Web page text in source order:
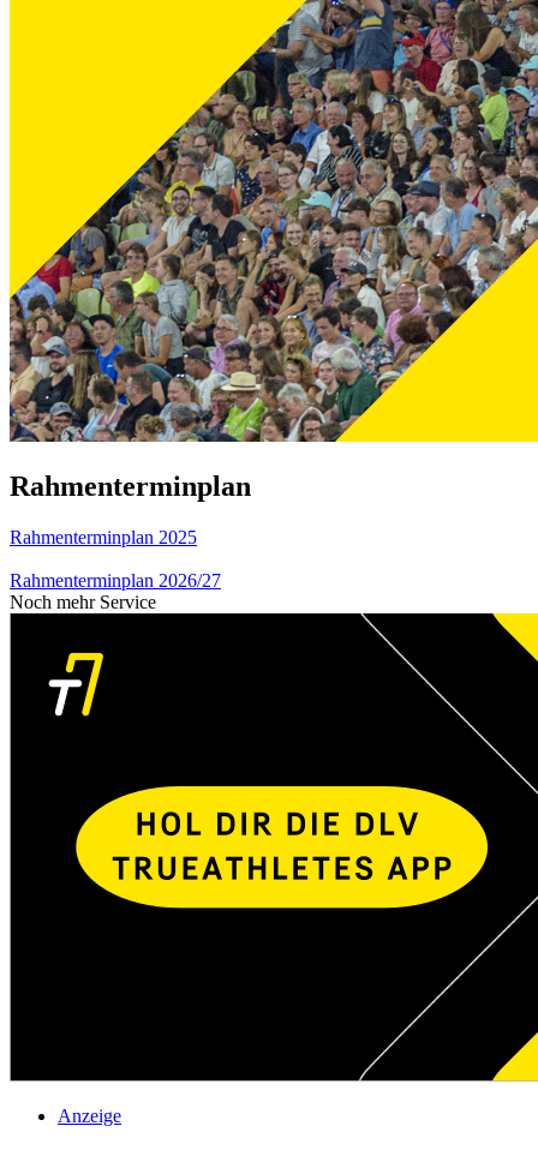
Rahmenterminplan
Rahmenterminplan 2025
Rahmenterminplan 2026/27
Noch mehr Service
Anzeige